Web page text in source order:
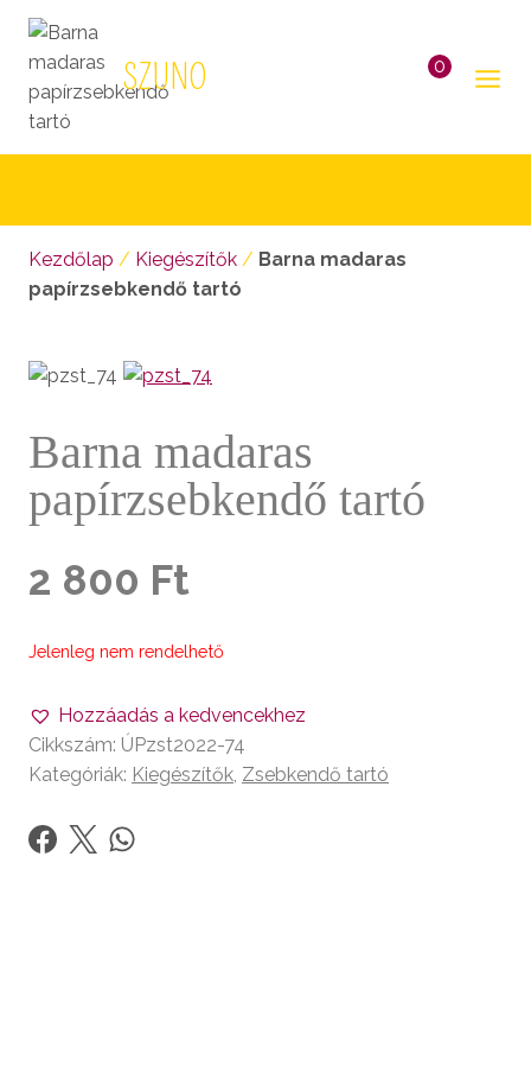
Skip
content
SZUNO 0
Kosár
Kezdőlap / Kiegészítők / Barna madaras
papírzsebkendő tartó
Barna madaras
papírzsebkendő tartó
2 800 Ft
Jelenleg nem rendelhető
Hozzáadás a kedvencekhez
Cikkszám: ÚPzst2022-74
Kategóriák: Kiegészítők Zsebkendő tartó